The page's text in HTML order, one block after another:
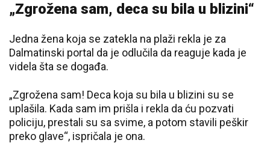
„Zgrožena sam, deca su bila u blizini“
Jedna žena koja se zatekla na plaži rekla je za
Dalmatinski portal da je odlučila da reaguje kada je
videla šta se događa.
„Zgrožena sam! Deca koja su bila u blizini su se
uplašila. Kada sam im prišla i rekla da ću pozvati
policiju, prestali su sa svime, a potom stavili peškir
preko glave“, ispričala je ona.